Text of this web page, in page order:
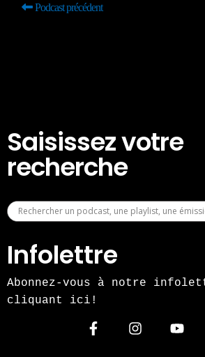
Podcast précédent
Saisissez votre
recherche
Infolettre
Abonnez-vous à notre
cliquant ici!